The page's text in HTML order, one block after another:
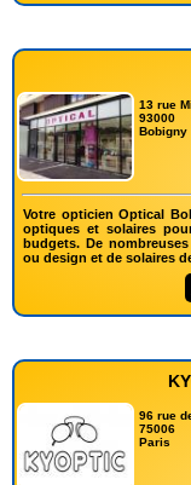
13 rue
93000
Bobigny
Votre opticien Optical
optiques et solaires
budgets. De
ou design et de solaires
96 rue
75006
Paris